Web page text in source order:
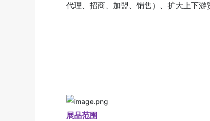
代理、招商、加盟、销售）、扩大上下游
展品范围